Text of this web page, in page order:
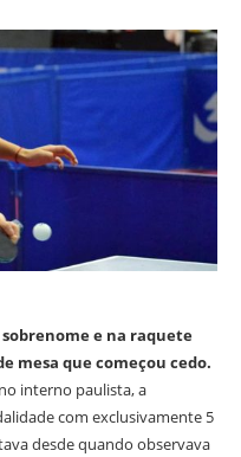
sobrenome e na raquete
mesa que começou cedo.
interno paulista, a
com exclusivamente 5
desde quando observava